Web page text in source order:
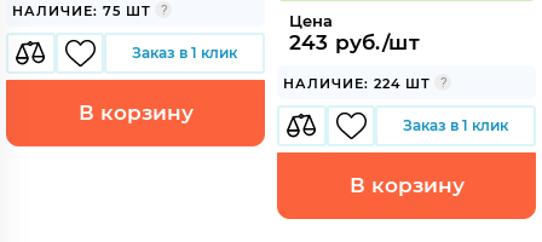
НАЛИЧИЕ: 75 ШТ
Заказ в 1 клик
В корзину
Цена
243 руб./шт
НАЛИЧИЕ: 224 ШТ
Заказ в 1 клик
В корзину